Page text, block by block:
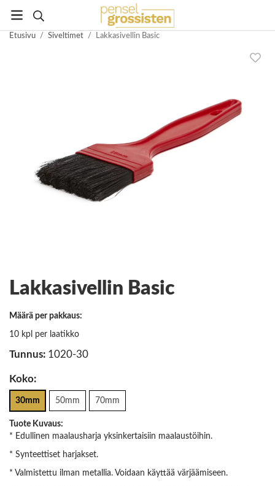
Etusivu / Siveltimet / Lakkasivellin Basic
Lakkasivellin Basic
Määrä per pakkaus:
10 kpl per laatikko
Tunnus: 1020-30
Koko:
30mm 50mm 70mm
Tuote Kuvaus:
* Edullinen maalausharja yksinkertaisiin maalaustöihin.
* Synteettiset harjakset.
* Valmistettu ilman metallia. Voidaan käyttää värjäämiseen.